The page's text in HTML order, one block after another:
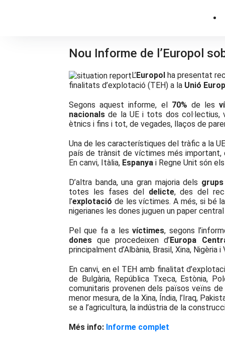
Nou Informe de l’Europol
L’Europol ha presentat
finalitats d’explotació (TEH) a la Unió
Segons aquest informe, el 70% de les
nacionals de la UE i tots dos col·lectius,
ètnics i fins i tot, de vegades, llaços de
Una de les característiques del tràfic a la
país de trànsit de víctimes més important,
En canvi, Itàlia, Espanya i Regne Unit són
D’altra banda, una gran majoria dels
totes les fases del delicte, des del
l’explotació de les víctimes. A més, si bé
nigerianes les dones juguen un paper
Pel que fa a lesvíctimes, segons
dones que procedeixen d’Europa
principalment d’Albània, Brasil, Xina, Nigèria i
En canvi, en el TEH amb finalitat
de Bulgària, República Txeca, Estònia,
comunitaris provenen dels països veïns de
menor mesura, de la Xina, Índia, l’Iraq,
se a l’agricultura, la indústria de la
Més info: Informe complet